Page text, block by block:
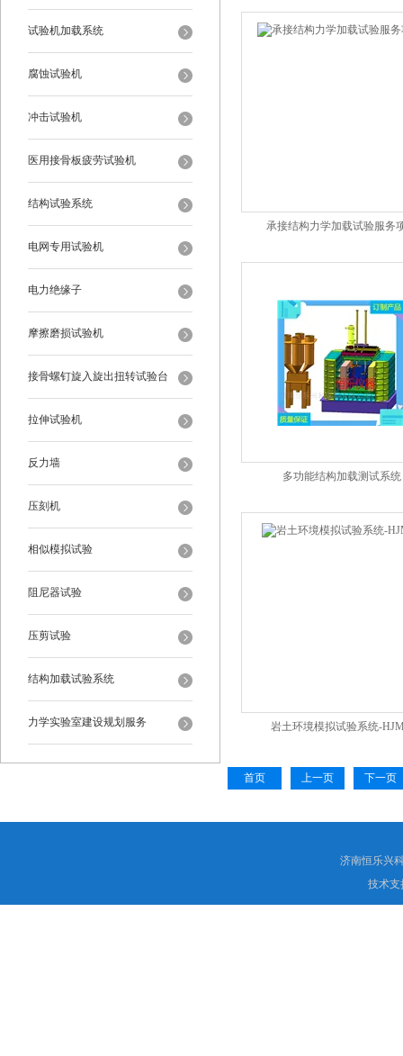
试验机加载系统
腐蚀试验机
冲击试验机
医用接骨板疲劳试验机
结构试验系统
电网专用试验机
电力绝缘子
摩擦磨损试验机
接骨螺钉旋入旋出扭转试验台
拉伸试验机
反力墙
压刻机
相似模拟试验
阻尼器试验
压剪试验
结构加载试验系统
力学实验室建设规划服务
承接结构力学加载试验服务
多功能结构加载测试系统
岩土环境模拟试验系统-
首页 上一页 下一页
济南恒乐兴
技术支